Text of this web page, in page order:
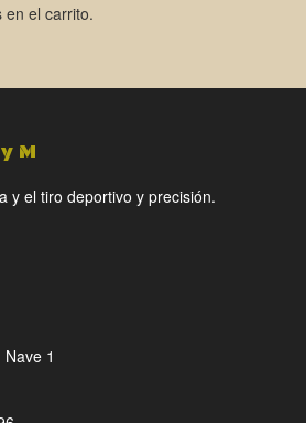
en el carrito.
M
y el tiro deportivo y precisión.
1